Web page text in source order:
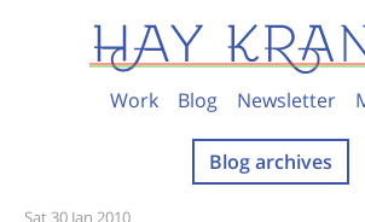
Work Blog Newsletter
Blog archives
Sat 30 Jan 2010